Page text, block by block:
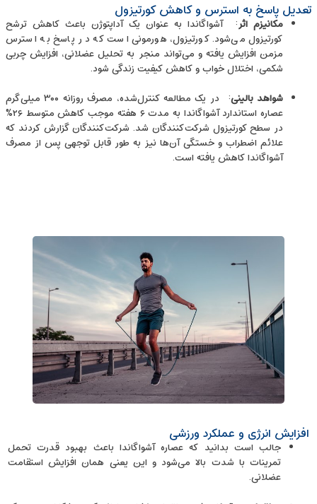
تعدیل پاسخ به استرس و کاهش کورتیزول
مکانیزم اثر: آشواگاندا به ‌عنوان یک آداپتوژن باعث کاهش ترشح
کورتیزول می‌شود. کورتیزول، هورمونی است که در پاسخ به استرس
مزمن افزایش یافته و می‌تواند منجر به تحلیل عضلانی، افزایش چربی
شکمی، اختلال خواب و کاهش کیفیت زندگی شود.
شواهد بالینی
: در یک مطالعه کنترل‌شده، مصرف روزانه ۳۰۰ میلی‌گرم
عصاره استاندارد آشواگاندا به مدت ۶ هفته موجب کاهش متوسط ۲۶٪
در سطح کورتیزول شرکت‌کنندگان شد. شرکت‌کنندگان گزارش کردند که
علائم اضطراب و خستگی آن‌ها نیز به ‌طور قابل‌ توجهی پس از مصرف
آشواگاندا کاهش یافته است.
افزایش انرژی و عملکرد ورزشی
جالب است بدانید که عصاره‌ آشواگاندا باعث بهبود قدرت تحمل
تمرینات با شدت بالا می‌شود و این یعنی همان افزایش استقامت
عضلانی.